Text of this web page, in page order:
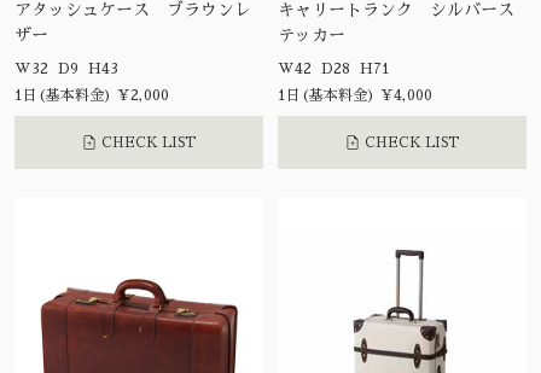
アタッシュケース ブラウンレ
ザー
W32 D9 H43
1日(基本料金) ¥2,000
CHECK LIST
キャリートランク シルバース
テッカー
W42 D28 H71
1日(基本料金) ¥4,000
CHECK LIST